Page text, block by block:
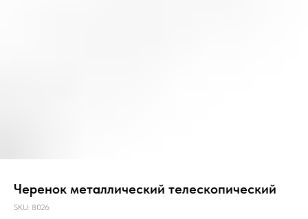
Черенок металлический телескопический
SKU: 8026